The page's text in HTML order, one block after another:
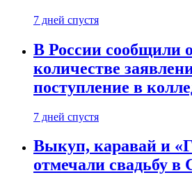
7 дней спустя
В России сообщили
количестве
поступление в
7 дней спустя
Выкуп, каравай и
отмечали свадьбу